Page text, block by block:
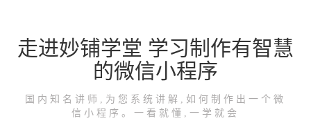
走进妙铺学堂 学习制作有智慧
的微信小程序
国内知名讲师,为您系统讲解,如何制作出一个微
信小程序。一看就懂,一学就会